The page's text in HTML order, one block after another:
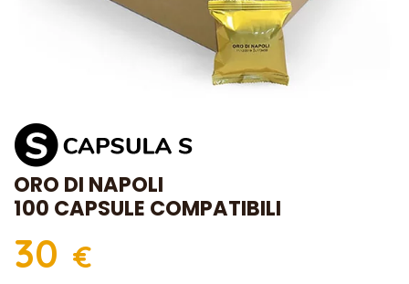
ORO DI NAPOLI
100 CAPSULE COMPATIBILI
30 €